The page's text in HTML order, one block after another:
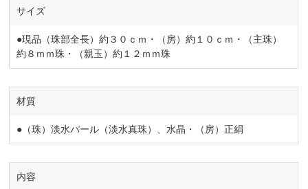
サイズ
●現品（珠部全長）約３０ｃｍ・（房）約１０ｃｍ・（主珠）
約８ｍｍ珠・（親玉）約１２ｍｍ珠
材質
●（珠）淡水パール（淡水真珠）、水晶・（房）正絹
内容